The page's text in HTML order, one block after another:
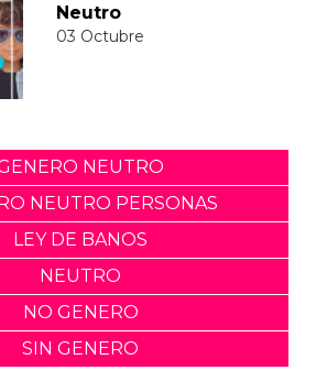
Neutro
03 Octubre
NEUTRO
NEUTRO PERSONAS
LEY DE BANOS
NEUTRO
NO GENERO
SIN GENERO